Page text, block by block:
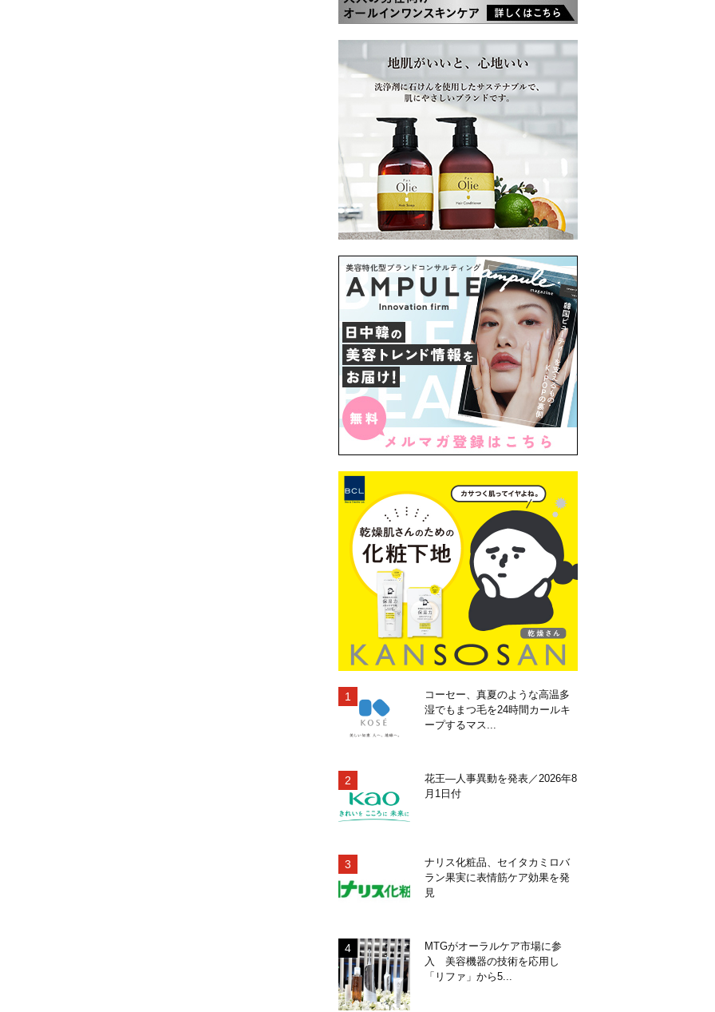
コーセー、真夏のような高温多
湿でもまつ毛を24時間カールキ
ープするマス...
花王―人事異動を発表／2026年8
月1日付
ナリス化粧品、セイタカミロバ
ラン果実に表情筋ケア効果を発
見
MTGがオーラルケア市場に参
入 美容機器の技術を応用し
「リファ」から5...